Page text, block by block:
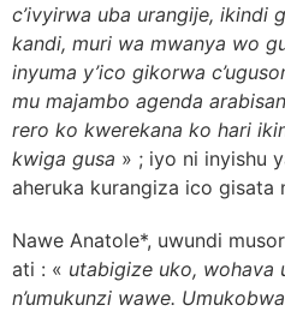
c’ivyirwa uba urangije, ikindi
kandi, muri wa mwanya wo
inyuma y’ico gikorwa
mu majambo agenda
rero ko kwerekana ko hari
kwiga gusa » ; iyo ni inyishu
aheruka kurangiza ico gisata
Nawe Anatole*, uwundi
ati : « utabigize uko, wohava
n’umukunzi wawe.